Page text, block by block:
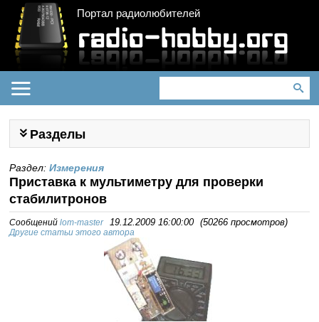
Портал радиолюбителей
Разделы
Раздел:Измерения
Приставка к мультиметру для проверки
стабилитронов
Сообщенийlom-master 19.12.2009 16:00:00 (50266 просмотров)
Другие статьи этого автора